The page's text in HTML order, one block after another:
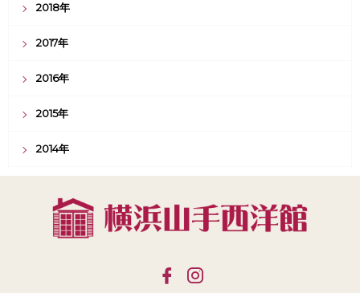
2018年
2017年
2016年
2015年
2014年